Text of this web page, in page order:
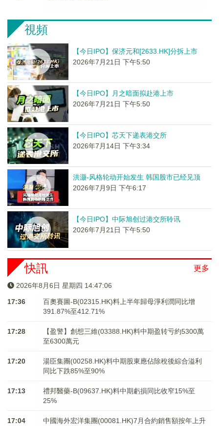
視頻
【今日IPO】保济元和[2633.HK]分拆上市
2026年7月21日 下午5:50
【今日IPO】月之暗面拟赴港上市
2026年7月21日 下午5:50
【今日IPO】芯天下递表港交所
2026年7月14日 下午3:34
洪灏-风格轮动开始发生 韩国股市已经见顶
2026年7月9日 下午6:17
【今日IPO】中际旭创过港交所聆讯
2026年7月21日 下午5:50
更多
快訊
2026年8月6日 星期四 14:47:07
17:36
百奧賽圖-B(02315.HK)料上半年歸母淨利潤同比增
391.87%至412.71%
17:28
【盈警】創想三維(03388.HK)料中期盈转亏約5300萬
至6300萬元
17:20
湯臣集團(00258.HK)料中期股東應佔除稅後綜合溢利
同比下跌85%至90%
17:13
禮邦醫藥-B(09637.HK)料中期虧損同比收窄15%至
25%
17:04
中國海外宏洋集團(00081.HK)7月合約銷售額按年上升